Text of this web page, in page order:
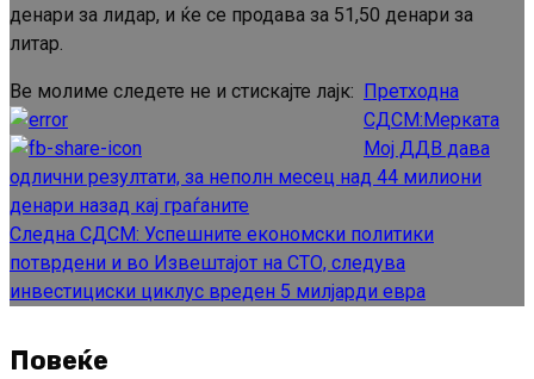
денари за лидар, и ќе се продава за 51,50 денари за
литар.
Ве молиме следете не и стискајте лајк:
Continue
Reading
Претходна
СДСМ:Мерката
Мој ДДВ дава
одлични резултати, за неполн месец над 44 милиони
денари назад кај граѓаните
Следна СДСМ: Успешните економски политики
потврдени и во Извештајот на СТО, следува
инвестициски циклус вреден 5 милјарди евра
Повеќе